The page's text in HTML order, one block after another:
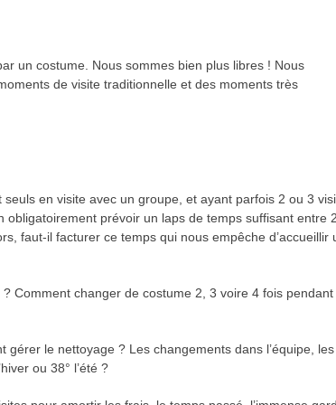
un costume. Nous sommes bien plus libres ! Nous
de visite traditionnelle et des moments très
en visite avec un groupe, et ayant parfois 2 ou 3
prévoir un laps de temps suffisant entre 2
faut-il facturer ce temps qui nous empêche d’accueillir
Comment changer de costume 2, 3 voire 4 fois pendant
le nettoyage ? Les changements dans l’équipe, les
ou 38° l’été ?